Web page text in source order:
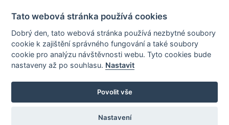
Stránky vytvořeny v iD-SIGN
Provozovatelem tohoto serveru je společnost AllCzech Promotion, s.r.o.,
08208107, zapsaná v obchodním rejstříku vedeném Městským soudem v
Tato webová stránka používá cookies
Dobrý den, tato webová stránka používá nezbytné soubory
cookie k zajištění správného fungování a také soubory
cookie pro analýzu návštěvnosti webu. Tyto cookies bude
nastaveny až po souhlasu. Nastavit
Povolit vše
Nastavení